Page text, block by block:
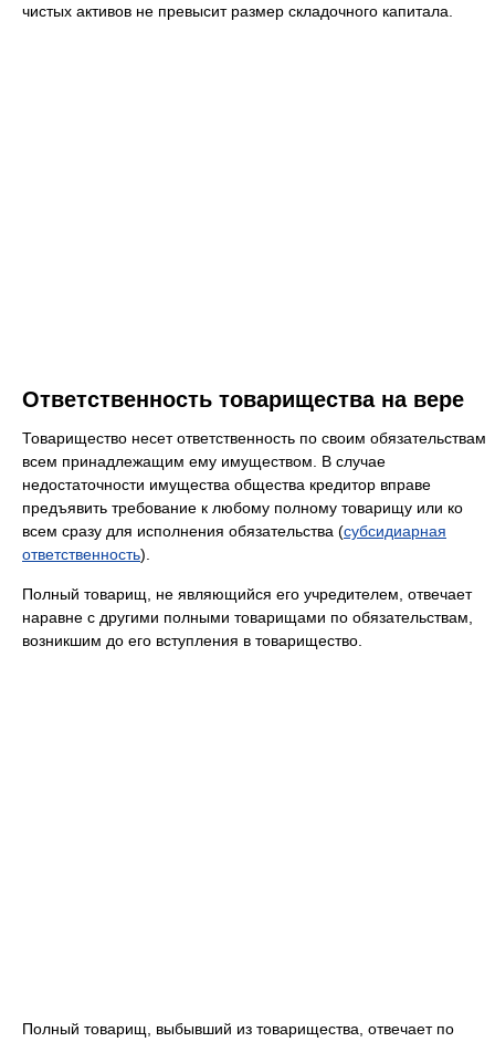
чистых активов не превысит размер складочного капитала.
Ответственность товарищества на вере
Товарищество несет ответственность по своим обязательствам
всем принадлежащим ему имуществом. В случае
недостаточности имущества общества кредитор вправе
предъявить требование к любому полному товарищу или ко
всем сразу для исполнения обязательства (субсидиарная
ответственность).
Полный товарищ, не являющийся его учредителем, отвечает
наравне с другими полными товарищами по обязательствам,
возникшим до его вступления в товарищество.
Полный товарищ, выбывший из товарищества, отвечает по